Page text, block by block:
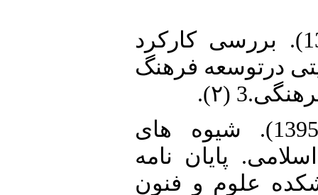
15. دارایی، محمد(1387). بررسی کارکرد
درتوسعه فرهنگ
(۲).
16. درویش، زهرا (1395). شیوه های
پایان نامه
علوم و فنون